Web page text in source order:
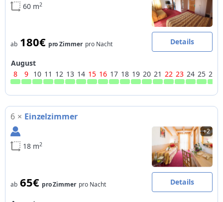
60 m2
ab 180€ pro Zimmer pro Nacht Details
August
8
9 10 11 12 13 14 15 16 17 18 19 20 21 22 23 24 25 26
6 × Einzelzimmer
18 m2
+2
ab 65€ pro Zimmer pro Nacht Details